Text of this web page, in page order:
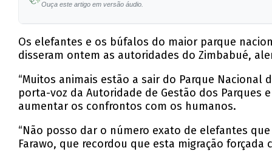
Ouça este artigo em versão áudio.
Os elefantes e os búfalos do maior parque
disseram ontem as autoridades do Zimbabué,
“Muitos animais estão a sair do Parque Nacional
porta-voz da Autoridade de Gestão dos Parques
aumentar os confrontos com os humanos.
“Não posso dar o número exato de elefantes
Farawo, que recordou que esta migração forçada